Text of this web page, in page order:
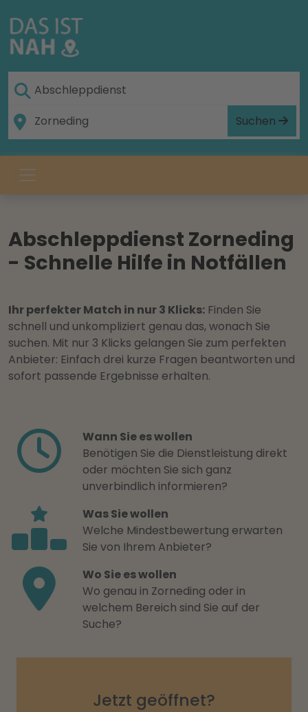
Suchen
Abschleppdienst Zorneding
- Schnelle Hilfe in Notfällen
Ihr perfekter Match in nur 3 Klicks: Finden Sie
schnell und unkompliziert genau das, wonach Sie
suchen. Mit nur 3 Klicks gelangen Sie zum perfekten
Anbieter: Einfach drei kurze Fragen beantworten und
sofort passende Ergebnisse erhalten.
Wann Sie es wollen
Benötigen Sie die Dienstleistung direkt
oder möchten Sie sich ganz
unverbindlich informieren?
Was Sie wollen
Welche Mindestbewertung erwarten
Sie von Ihrem Anbieter?
Wo Sie es wollen
Wo genau in Zorneding oder in
welchem Bereich sind Sie auf der
Suche?
Jetzt geöffnet?